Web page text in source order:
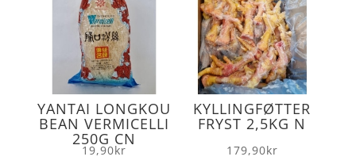
YANTAI LONGKOU
BEAN VERMICELLI
250G CN
19,90kr
KYLLINGFØTTER
FRYST 2,5KG N
179,90kr